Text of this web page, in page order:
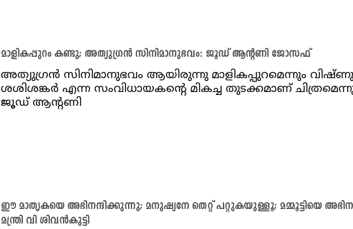
മാളികപ്പുറം കണ്ടു; അത്യുഗ്രൻ സിനിമാനുഭവം: ജൂഡ് ആന്റണി ജോസഫ്
അത്യുഗ്രൻ സിനിമാനുഭവം ആയിരുന്നു മാളികപ്പുറമെന്നും വിഷ്ണു
ശശിശങ്കർ എന്ന സംവിധായകന്റെ മികച്ച തുടക്കമാണ്
ജൂഡ് ആന്റണി
ഈ മാതൃകയെ അഭിനന്ദിക്കുന്നു; മനുഷ്യനേ തെറ്റ് പറ്റുകയുള്ളൂ; മമ്മൂട്ടിയെ
മന്ത്രി വി ശിവൻകുട്ടി